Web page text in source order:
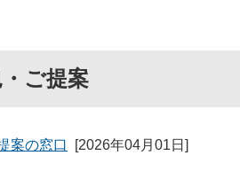
ご提案
案の窓口 [2026年04月01日 ]